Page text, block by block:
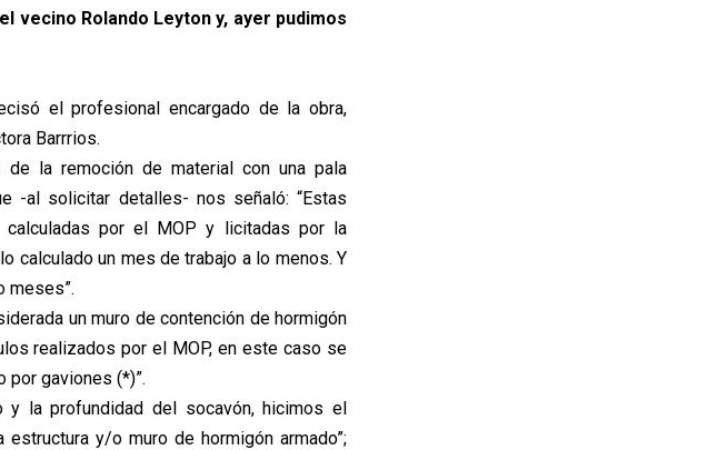
vecino Rolando Leyton y, ayer pudimos
el profesional encargado de la obra,
Barrrios.
de la remoción de material con una pala
-al solicitar detalles- nos señaló: “Estas
por el MOP y licitadas por la
calculado un mes de trabajo a lo menos. Y
meses”.
un muro de contención de hormigón
realizados por el MOP, en este caso se
por gaviones (*)”.
y la profundidad del socavón, hicimos el
y/o muro de hormigón armado”;